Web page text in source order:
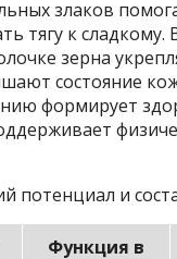
злаков
тягу к
зерна
состояние
формирует
потенциал и
Функция в